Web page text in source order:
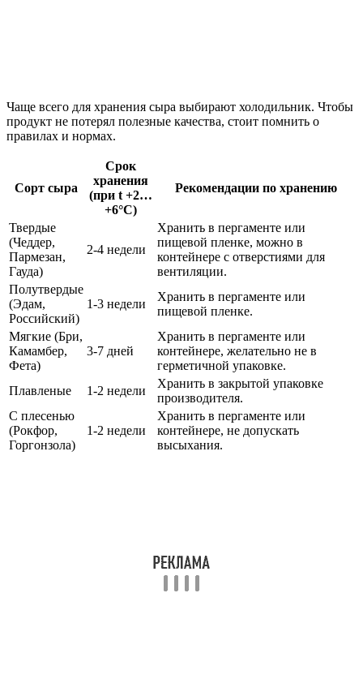
Чаще всего для хранения сыра выбирают холодильник. Чтобы
продукт не потерял полезные качества, стоит помнить о
правилах и нормах.
Сорт сыра
Срок
хранения
(при t +2…
+6°C)
Рекомендации по хранению
Твердые
(Чеддер,
Пармезан,
Гауда)
2-4 недели
Хранить в пергаменте или
пищевой пленке, можно в
контейнере с отверстиями для
вентиляции.
Полутвердые
(Эдам,
Российский)
1-3 недели
Хранить в пергаменте или
пищевой пленке.
Мягкие (Бри,
Камамбер,
Фета)
3-7 дней
Хранить в пергаменте или
контейнере, желательно не в
герметичной упаковке.
Плавленые
1-2 недели
Хранить в закрытой упаковке
производителя.
С плесенью
(Рокфор,
Горгонзола)
1-2 недели
Хранить в пергаменте или
контейнере, не допускать
высыхания.